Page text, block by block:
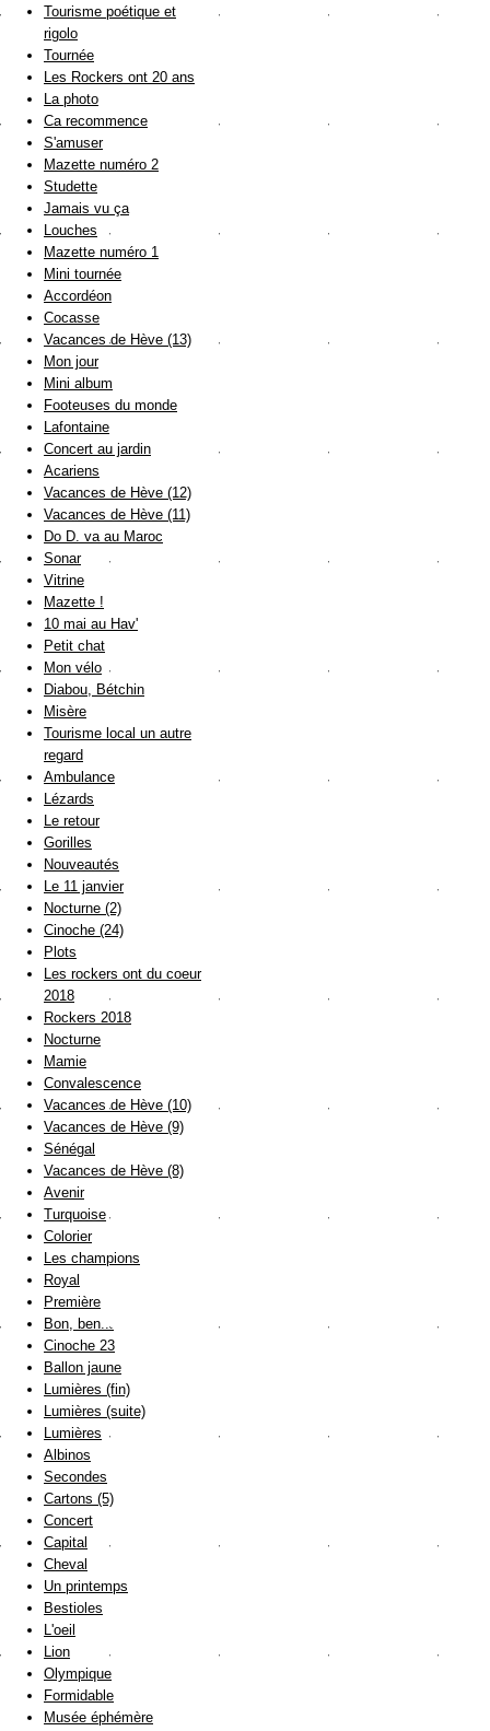
Tourisme poétique et
rigolo
Tournée
Les Rockers ont 20 ans
La photo
Ca recommence
S'amuser
Mazette numéro 2
Studette
Jamais vu ça
Louches
Mazette numéro 1
Mini tournée
Accordéon
Cocasse
Vacances de Hève (13)
Mon jour
Mini album
Footeuses du monde
Lafontaine
Concert au jardin
Acariens
Vacances de Hève (12)
Vacances de Hève (11)
Do D. va au Maroc
Sonar
Vitrine
Mazette !
10 mai au Hav'
Petit chat
Mon vélo
Diabou, Bétchin
Misère
Tourisme local un autre
regard
Ambulance
Lézards
Le retour
Gorilles
Nouveautés
Le 11 janvier
Nocturne (2)
Cinoche (24)
Plots
Les rockers ont du coeur
2018
Rockers 2018
Nocturne
Mamie
Convalescence
Vacances de Hève (10)
Vacances de Hève (9)
Sénégal
Vacances de Hève (8)
Avenir
Turquoise
Colorier
Les champions
Royal
Première
Bon, ben...
Cinoche 23
Ballon jaune
Lumières (fin)
Lumières (suite)
Lumières
Albinos
Secondes
Cartons (5)
Concert
Capital
Cheval
Un printemps
Bestioles
L'oeil
Lion
Olympique
Formidable
Musée éphémère